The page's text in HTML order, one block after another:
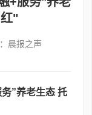
"
晨报之声
”养老生态 托